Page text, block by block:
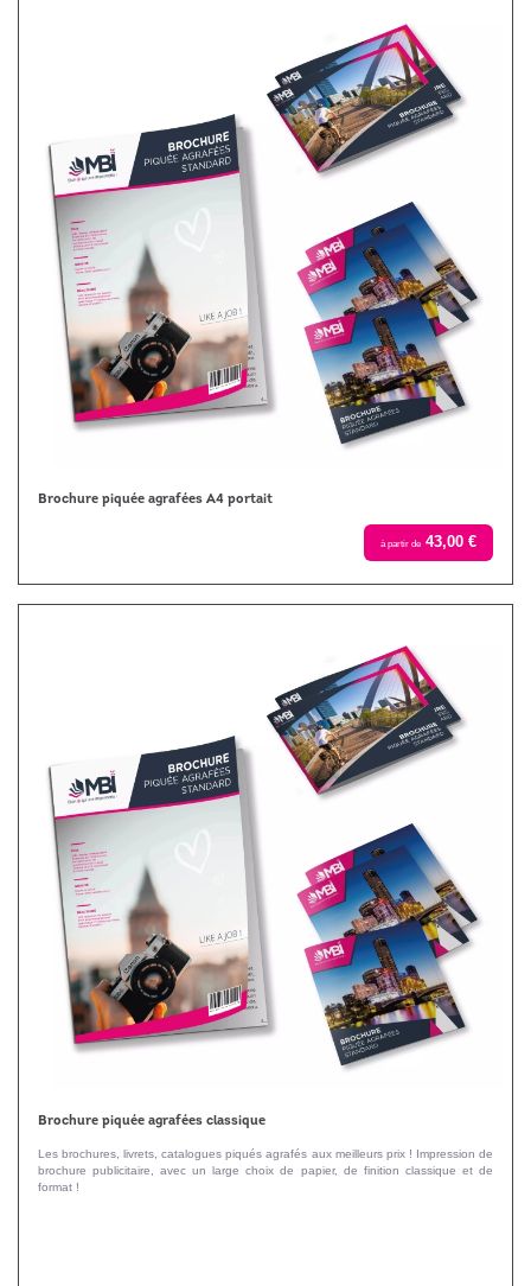
Brochure piquée agrafées A4 portait
à partir de 43,00 €
Brochure piquée agrafées classique
Les brochures, livrets, catalogues piqués agrafés aux meilleurs prix ! Impression de
brochure publicitaire, avec un large choix de papier, de finition classique et de
format !